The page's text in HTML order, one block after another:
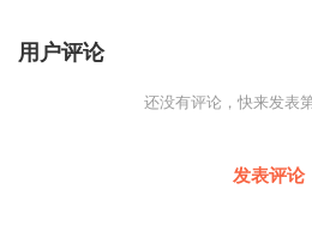
用户评论
还没有评论，快来发表
发表评论